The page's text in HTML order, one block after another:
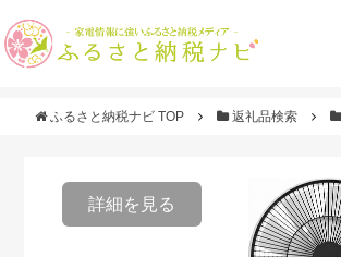
ふるさと納税ナビ TOP 返礼品検索
詳細を見る